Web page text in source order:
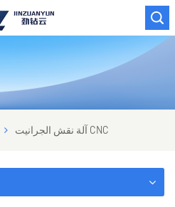
آلة نقش الجرانيت CNC